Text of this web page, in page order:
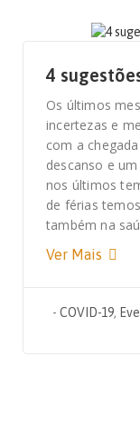
4
Os últimos
incertezas e
com a
descanso e
nos últimos
de férias
também na
Ver Mais
- COVID-19,